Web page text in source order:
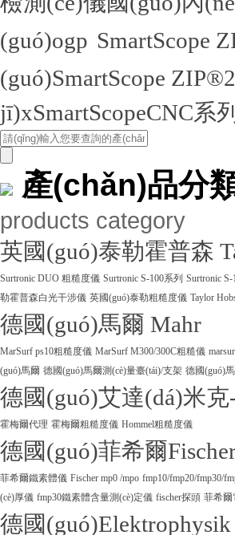
(guó)ogp SmartScope
(guó)SmartScope
jī)xSmartScopeCNC系列
產(chǎn)品分
products category
英國(guó)泰勒霍普森
Surtronic DUO 粗糙度儀 Surtronic S-100系列 Surtronic S-
勒霍普森白光干涉儀 英國(guó)泰勒粗糙度儀 Taylor
德國(guó)馬爾 Mahr
MarSurf ps10粗糙度儀 MarSurf M300/300C粗糙儀
(guó)馬爾 德國(guó)馬爾測(cè)量臺(tái)/支架 德國(guó)
德國(guó)艾達(dá)米
霍梅爾代理 霍梅爾粗糙度儀 Hommel粗糙度儀
德國(guó)菲希爾
菲希爾鐵素體儀 Fischer mp0 /mpo fmp10/fmp20/fmp30/
(cè)厚儀 fmp30鐵素體含量測(cè)定儀 fischer探頭 菲希爾
德國(guó)Elektrophysik